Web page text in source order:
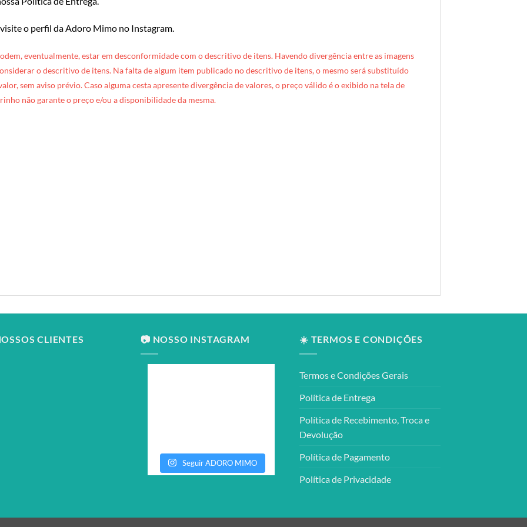
o perfil da Adoro Mimo no Instagram.
eventualmente, estar em desconformidade com o descritivo de itens. Havendo divergência entre as imagens
o descritivo de itens. Na falta de algum item publicado no descritivo de itens, o mesmo será substituído
sem aviso prévio. Caso alguma cesta apresente divergência de valores, o preço válido é o exibido na tela de
não garante o preço e/ou a disponibilidade da mesma.
CLIENTES 📷 NOSSO INSTAGRAM
Seguir ADORO MIMO
☀️ TERMOS E CONDIÇÕES
Termos e Condições Gerais
Política de Entrega
Política de Recebimento, Troca e
Devolução
Política de Pagamento
Política de Privacidade